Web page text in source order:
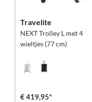
Travelite
NEXT Trolley L met 4
wieltjes (77 cm)
€ 419,95*